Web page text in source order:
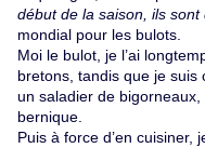
début de la saison, ils sont
mondial pour les bulots.
Moi le bulot, je l’ai
bretons, tandis que je
un saladier de
bernique.
Puis à force d’en cuisiner,